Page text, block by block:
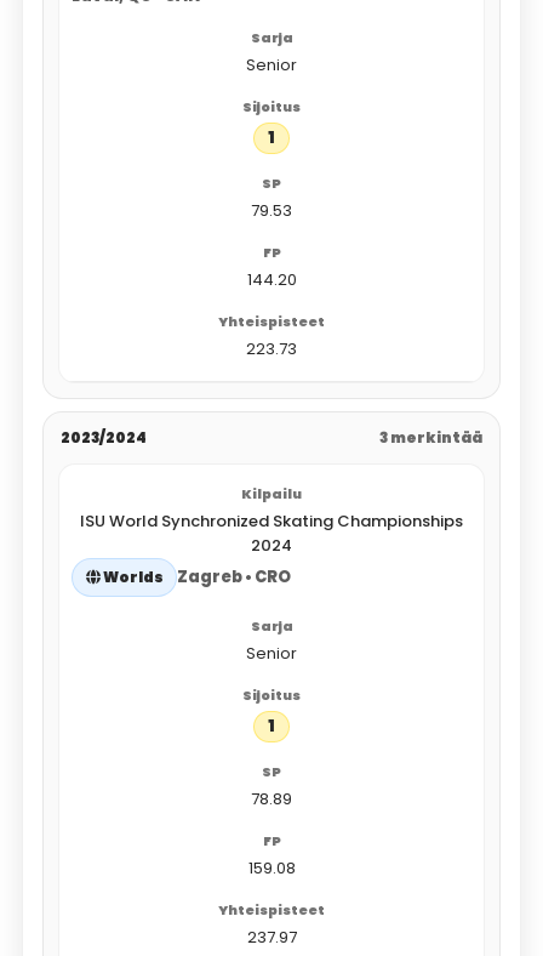
Senior
1
79.53
144.20
223.73
2023/2024 3 merkintää
ISU World Synchronized Skating Championships
2024
Worlds Zagreb • CRO
Senior
1
78.89
159.08
237.97